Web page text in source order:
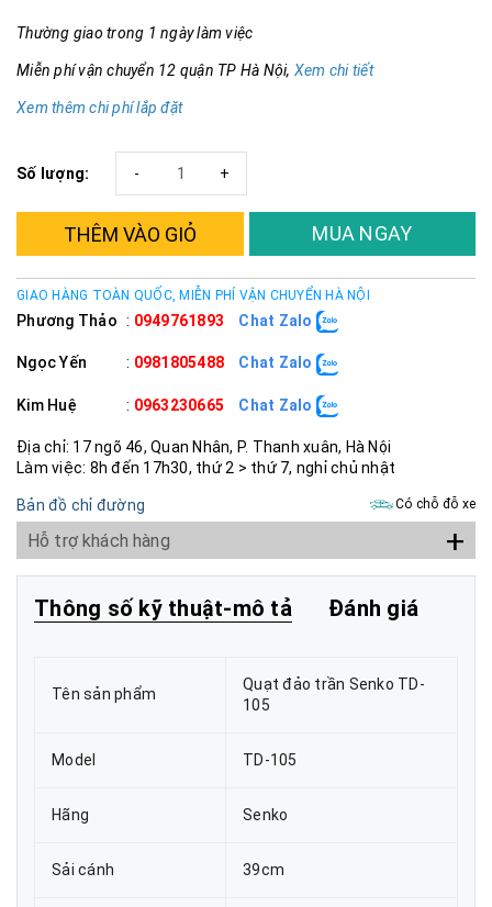
Thường giao trong 1 ngày làm việc
Miễn phí vận chuyển 12 quận TP Hà Nội, Xem chi tiết
Xem thêm chi phí lắp đặt
Số lượng: +
-
THÊM VÀO GIỎ MUA NGAY
GIAO HÀNG TOÀN QUỐC, MIỄN PHÍ VẬN CHUYỂN HÀ NỘI
Phương Thảo : 0949761893 Chat Zalo
Ngọc Yến : 0981805488 Chat Zalo
Kim Huệ : 0963230665 Chat Zalo
Địa chỉ: 17 ngõ 46, Quan Nhân, P. Thanh xuân, Hà Nội
Làm việc: 8h đến 17h30, thứ 2 > thứ 7, nghỉ chủ nhật
Bản đồ chỉ đường Có chỗ đỗ xe
Hỗ trợ khách hàng +
Thông số kỹ thuật-mô tả Đánh giá
Tên sản phẩm
Quạt đảo trần Senko TD-
105
Model TD-105
Hãng Senko
Sải cánh 39cm